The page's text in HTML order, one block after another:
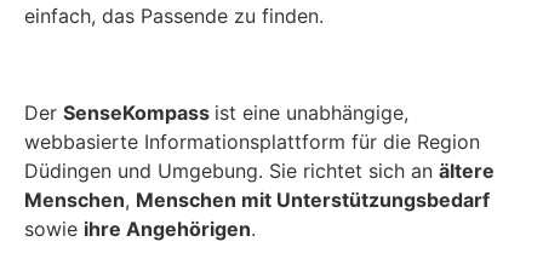
einfach, das Passende zu finden.
Der SenseKompass ist eine unabhängige,
webbasierte Informationsplattform für die Region
Düdingen und Umgebung. Sie richtet sich an ältere
Menschen, Menschen mit Unterstützungsbedarf
sowie ihre Angehörigen.